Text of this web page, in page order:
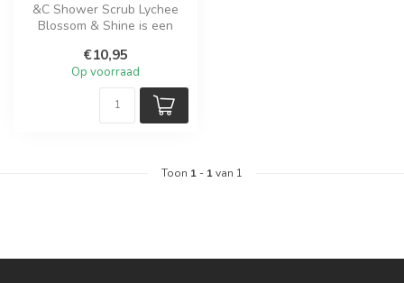
&C Shower Scrub Lychee
Blossom & Shine is een
met natuu...
€10,95
Op voorraad
Toon 1 - 1van 1